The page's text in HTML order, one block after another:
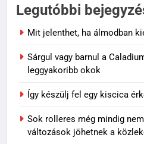
Legutóbbi
Mit jelenthet, ha álmodban
Sárgul vagy barnul a
leggyakoribb okok
Így készülj fel egy kiscica
Sok rolleres még mindig
változások jöhetnek a
OTTHON
7